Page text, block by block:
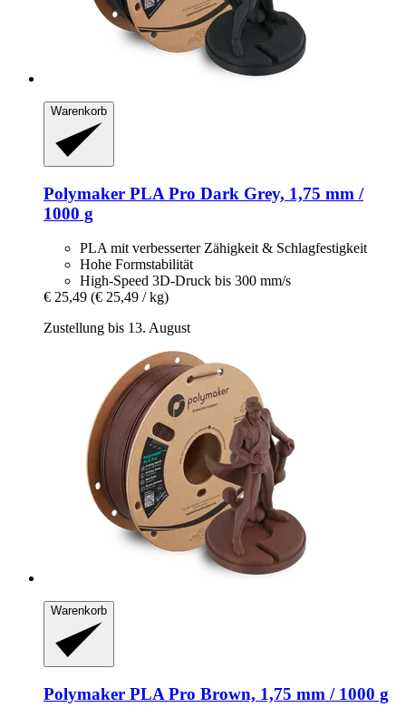
Warenkorb
Polymaker PLA Pro Dark Grey, 1,75 mm /
1000 g
PLA mit verbesserter Zähigkeit & Schlagfestigkeit
Hohe Formstabilität
High-Speed 3D-Druck bis 300 mm/s
€ 25,49 (€ 25,49 / kg)
Zustellung bis 13. August
Warenkorb
Polymaker PLA Pro Brown, 1,75 mm / 1000 g